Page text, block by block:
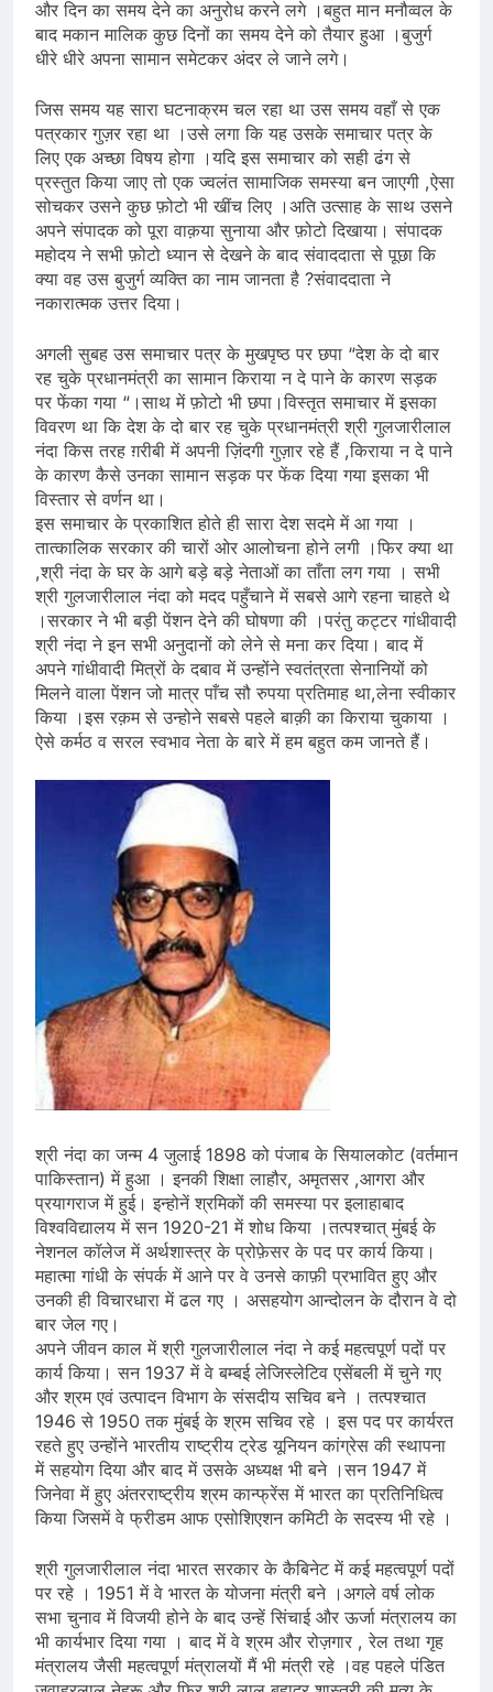
और दिन का समय देने का अनुरोध करने लगे ।बहुत मान मनौव्वल के
बाद मकान मालिक कुछ दिनों का समय देने को तैयार हुआ ।बुजुर्ग
धीरे धीरे अपना सामान समेटकर अंदर ले जाने लगे।
जिस समय यह सारा घटनाक्रम चल रहा था उस समय वहाँ से एक
पत्रकार गुज़र रहा था ।उसे लगा कि यह उसके समाचार पत्र के
लिए एक अच्छा विषय होगा ।यदि इस समाचार को सही ढंग से
प्रस्तुत किया जाए तो एक ज्वलंत सामाजिक समस्या बन जाएगी ,ऐसा
सोचकर उसने कुछ फ़ोटो भी खींच लिए ।अति उत्साह के साथ उसने
अपने संपादक को पूरा वाक़या सुनाया और फ़ोटो दिखाया। संपादक
महोदय ने सभी फ़ोटो ध्यान से देखने के बाद संवाददाता से पूछा कि
क्या वह उस बुजुर्ग व्यक्ति का नाम जानता है ?संवाददाता ने
नकारात्मक उत्तर दिया।
अगली सुबह उस समाचार पत्र के मुखपृष्ठ पर छपा “देश के दो बार
रह चुके प्रधानमंत्री का सामान किराया न दे पाने के कारण सड़क
पर फेंका गया “।साथ में फ़ोटो भी छपा।विस्तृत समाचार में इसका
विवरण था कि देश के दो बार रह चुके प्रधानमंत्री श्री गुलजारीलाल
नंदा किस तरह ग़रीबी में अपनी ज़िंदगी गुज़ार रहे हैं ,किराया न दे पाने
के कारण कैसे उनका सामान सड़क पर फेंक दिया गया इसका भी
विस्तार से वर्णन था।
इस समाचार के प्रकाशित होते ही सारा देश सदमे में आ गया ।
तात्कालिक सरकार की चारों ओर आलोचना होने लगी ।फिर क्या था
,श्री नंदा के घर के आगे बड़े बड़े नेताओं का ताँता लग गया । सभी
श्री गुलजारीलाल नंदा को मदद पहुँचाने में सबसे आगे रहना चाहते थे
।सरकार ने भी बड़ी पेंशन देने की घोषणा की ।परंतु कट्टर गांधीवादी
श्री नंदा ने इन सभी अनुदानों को लेने से मना कर दिया। बाद में
अपने गांधीवादी मित्रों के दबाव में उन्होंने स्वतंत्रता सेनानियों को
मिलने वाला पेंशन जो मात्र पाँच सौ रुपया प्रतिमाह था,लेना स्वीकार
किया ।इस रक़म से उन्होने सबसे पहले बाक़ी का किराया चुकाया ।
ऐसे कर्मठ व सरल स्वभाव नेता के बारे में हम बहुत कम जानते हैं।
श्री नंदा का जन्म 4 जुलाई 1898 को पंजाब के सियालकोट (वर्तमान
पाकिस्तान) में हुआ । इनकी शिक्षा लाहौर, अमृतसर ,आगरा और
प्रयागराज में हुई। इन्होनें श्रमिकों की समस्या पर इलाहाबाद
विश्वविद्यालय में सन 1920-21 में शोध किया ।तत्पश्चात् मुंबई के
नेशनल कॉलेज में अर्थशास्त्र के प्रोफ़ेसर के पद पर कार्य किया।
महात्मा गांधी के संपर्क में आने पर वे उनसे काफ़ी प्रभावित हुए और
उनकी ही विचारधारा में ढल गए । असहयोग आन्दोलन के दौरान वे दो
बार जेल गए।
अपने जीवन काल में श्री गुलजारीलाल नंदा ने कई महत्वपूर्ण पदों पर
कार्य किया। सन 1937 में वे बम्बई लेजिस्लेटिव एसेंबली में चुने गए
और श्रम एवं उत्पादन विभाग के संसदीय सचिव बने । तत्पश्चात
1946 से 1950 तक मुंबई के श्रम सचिव रहे । इस पद पर कार्यरत
रहते हुए उन्होंने भारतीय राष्ट्रीय ट्रेड यूनियन कांग्रेस की स्थापना
में सहयोग दिया और बाद में उसके अध्यक्ष भी बने ।सन 1947 में
जिनेवा में हुए अंतरराष्ट्रीय श्रम कान्फ्रेंस में भारत का प्रतिनिधित्व
किया जिसमें वे फ्रीडम आफ एसोशिएशन कमिटी के सदस्य भी रहे ।
श्री गुलजारीलाल नंदा भारत सरकार के कैबिनेट में कई महत्वपूर्ण पदों
पर रहे । 1951 में वे भारत के योजना मंत्री बने ।अगले वर्ष लोक
सभा चुनाव में विजयी होने के बाद उन्हें सिंचाई और ऊर्जा मंत्रालय का
भी कार्यभार दिया गया । बाद में वे श्रम और रोज़गार , रेल तथा गृह
मंत्रालय जैसी महत्वपूर्ण मंत्रालयों मैं भी मंत्री रहे ।वह पहले पंडित